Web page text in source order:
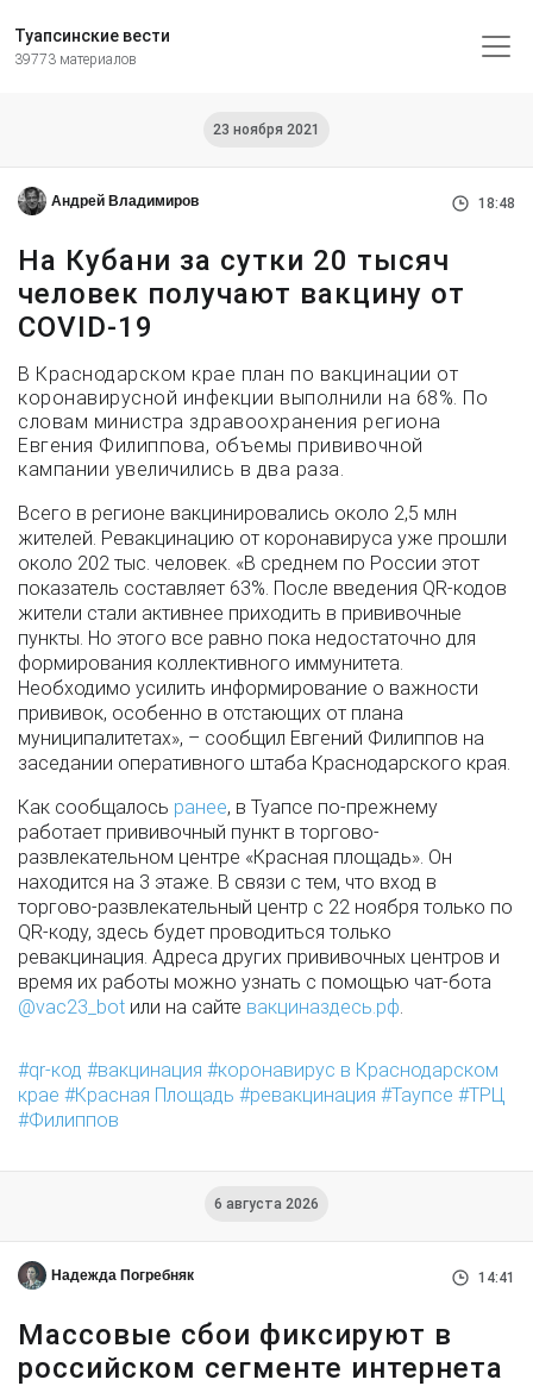
Туапсинские вести
39773 материалов
23 ноября 2021
Андрей Владимиров 18:48
На Кубани за сутки 20 тысяч
человек получают вакцину от
COVID-19
В Краснодарском крае план по вакцинации от
коронавирусной инфекции выполнили на 68%. По
словам министра здравоохранения региона
Евгения Филиппова, объемы прививочной
кампании увеличились в два раза.
Всего в регионе вакцинировались около 2,5 млн
жителей. Ревакцинацию от коронавируса уже прошли
около 202 тыс. человек. «В среднем по России этот
показатель составляет 63%. После введения QR-кодов
жители стали активнее приходить в прививочные
пункты. Но этого все равно пока недостаточно для
формирования коллективного иммунитета.
Необходимо усилить информирование о важности
прививок, особенно в отстающих от плана
муниципалитетах», – сообщил Евгений Филиппов на
заседании оперативного штаба Краснодарского края.
Как сообщалось ранее, в Туапсе по-прежнему
работает прививочный пункт в торгово-
развлекательном центре «Красная площадь». Он
находится на 3 этаже. В связи с тем, что вход в
торгово-развлекательный центр с 22 ноября только по
QR-коду, здесь будет проводиться только
ревакцинация. Адреса других прививочных центров и
время их работы можно узнать с помощью чат-бота
@vac23_bot или на сайте вакциназдесь.рф.
qr-код вакцинация
коронавирус в Краснодарском
крае
Красная Площадь ревакцинация Таупсе
ТРЦ
Филиппов
6 августа 2026
Надежда Погребняк 14:41
Массовые сбои фиксируют в
российском сегменте интернета